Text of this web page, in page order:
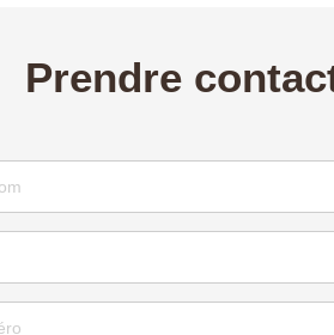
Prendre